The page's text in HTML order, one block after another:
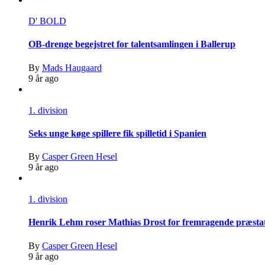
D' BOLD
OB-drenge begejstret for talentsamlingen i Ballerup
By Mads Haugaard
9 år ago
1. division
Seks unge køge spillere fik spilletid i Spanien
By Casper Green Hesel
9 år ago
1. division
Henrik Lehm roser Mathias Drost for fremragende
By Casper Green Hesel
9 år ago